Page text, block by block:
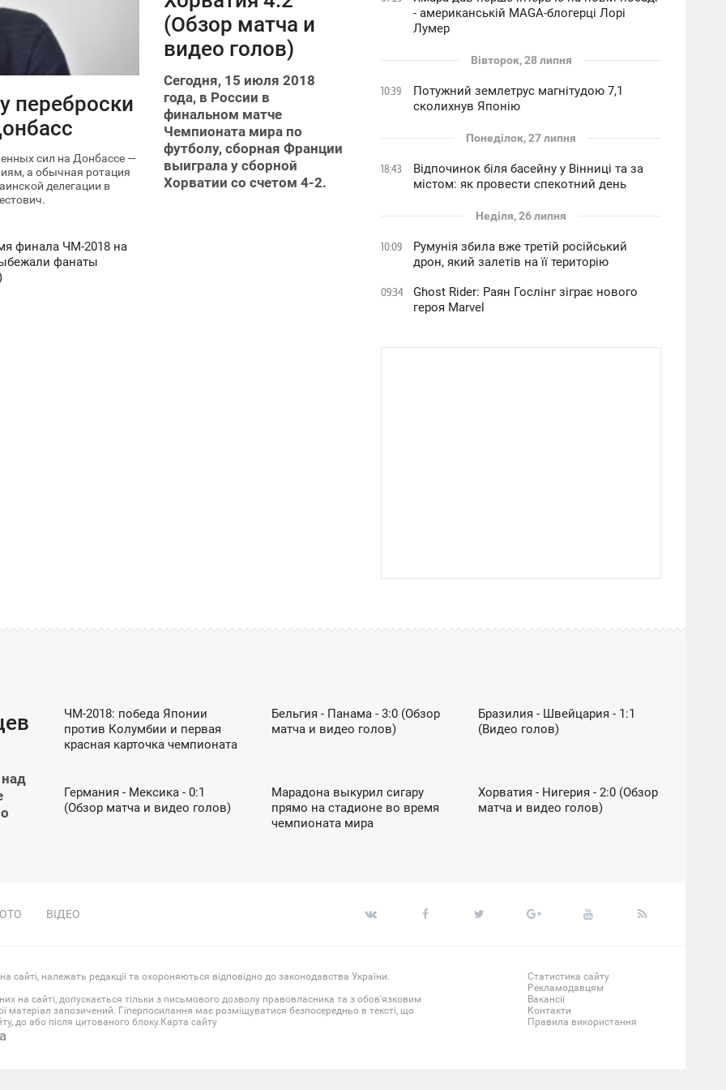
переброски
сил на Донбассе —
а обычная ротация
делегации в
финала ЧМ-2018 на
фанаты
(Обзор матча и
видео голов)
Сегодня, 15 июля 2018
года, в России в
финальном матче
Чемпионата мира по
футболу, сборная Франции
выиграла у сборной
Хорватии со счетом 4-2.
- американській MAGA-блогерці Лорі
Лумер
Вівторок, 28 липня
10:39
Потужний землетрус магнітудою 7,1
сколихнув Японію
Понеділок, 27 липня
18:43
Відпочинок біля басейну у Вінниці та за
містом: як провести спекотний день
Неділя, 26 липня
10:09
Румунія збила вже третій російський
дрон, який залетів на її територію
09:34
Ghost Rider: Раян Гослінг зіграє нового
героя Marvel
ЧМ-2018: победа Японии
против Колумбии и первая
красная карточка чемпионата
Бельгия - Панама - 3:0 (Обзор
матча и видео голов)
Бразилия - Швейцария - 1:1
(Видео голов)
Германия - Мексика - 0:1
(Обзор матча и видео голов)
Марадона выкурил сигару
прямо на стадионе во время
чемпионата мира
Хорватия - Нигерия - 2:0 (Обзор
матча и видео голов)
ВІДЕО
Статистика сайту
Рекламодавцям
Вакансії
Контакти
Правила використання
сайті, належать редакції та охороняються відповідно до законодавства України.
на сайті, допускається тільки з письмового дозволу правовласника та з обов'язковим
матеріал запозичений. Гіперпосилання має розміщуватися безпосередньо в тексті, що
до або після цитованого блоку. Карта сайту